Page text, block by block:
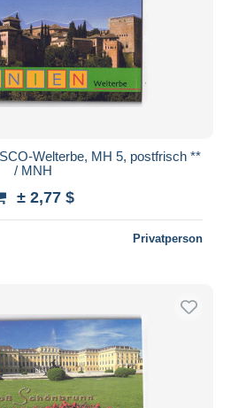
Welterbe, MH 5, postfrisch **
/ MNH
± 2,77 $
Privatperson